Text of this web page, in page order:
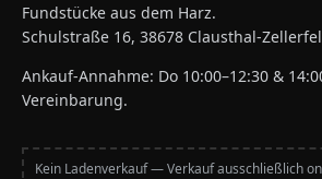
Fundstücke aus dem Harz.
Schulstraße 16, 38678 Clausthal-
Ankauf-Annahme: Do 10:00–12:30 &
Vereinbarung.
Kein Ladenverkauf — Verkauf ausschließlich